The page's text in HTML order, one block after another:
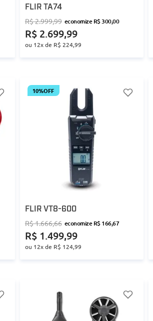
FLIR TA74
R$2.999,99 economizeR$300,00
R$ 2.699,99
ou 12x de R$ 224,99
10%OFF
FLIR VT8-600
R$1.666,66 economizeR$166,67
R$ 1.499,99
ou 12x de R$ 124,99